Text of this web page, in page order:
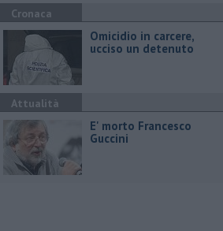
Cronaca
Omicidio in carcere,
ucciso un detenuto
Attualità
E' morto Francesco
Guccini